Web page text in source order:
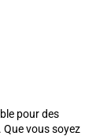
pour des
vous soyez